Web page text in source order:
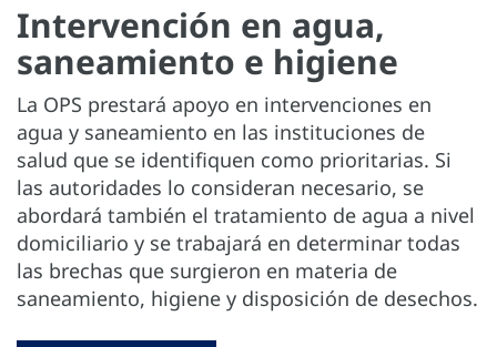
Intervención en agua,
saneamiento e higiene
La OPS prestará apoyo en intervenciones en
agua y saneamiento en las instituciones de
salud que se identifiquen como prioritarias. Si
las autoridades lo consideran necesario, se
abordará también el tratamiento de agua a nivel
domiciliario y se trabajará en determinar todas
las brechas que surgieron en materia de
saneamiento, higiene y disposición de desechos.